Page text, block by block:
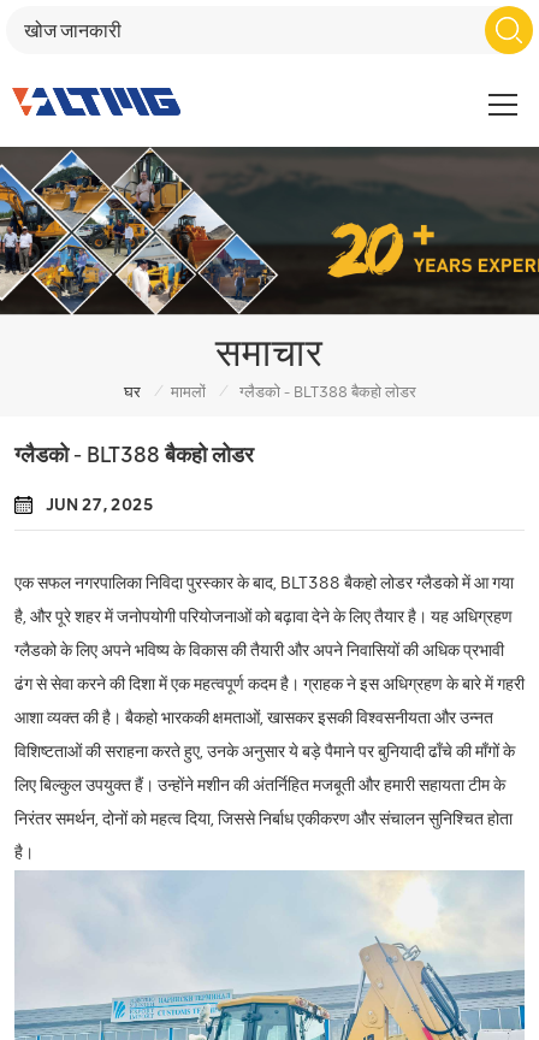
समाचार
घर / मामलों / ग्लैडको - BLT388 बैकहो लोडर
ग्लैडको - BLT388 बैकहो लोडर
JUN 27, 2025
एक सफल नगरपालिका निविदा पुरस्कार के बाद, BLT388 बैकहो लोडरग्लैडको में आ गया
है, और पूरे शहर में जनोपयोगी परियोजनाओं को बढ़ावा देने के लिए तैयार है। यह अधिग्रहण
ग्लैडको के लिए अपने भविष्य के विकास की तैयारी और अपने निवासियों की अधिक प्रभावी
ढंग से सेवा करने की दिशा में एक महत्वपूर्ण कदम है। ग्राहक ने इस अधिग्रहण के बारे में गहरी
आशा व्यक्त की है। बैकहो भारककी क्षमताओं, खासकर इसकी विश्वसनीयता और उन्नत
विशिष्टताओं की सराहना करते हुए, उनके अनुसार ये बड़े पैमाने पर बुनियादी ढाँचे की माँगों के
लिए बिल्कुल उपयुक्त हैं। उन्होंने मशीन की अंतर्निहित मजबूती और हमारी सहायता टीम के
निरंतर समर्थन, दोनों को महत्व दिया, जिससे निर्बाध एकीकरण और संचालन सुनिश्चित होता
है।